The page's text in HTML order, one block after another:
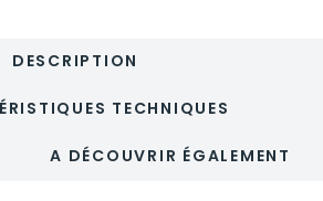
DESCRIPTION
TECHNIQUES
A DÉCOUVRIR ÉGALEMENT